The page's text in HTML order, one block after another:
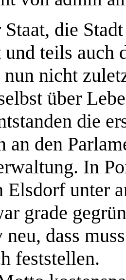
die
teils auch
nicht
über
die
an den
In
Elsdorf unter
grade
dass
feststellen.